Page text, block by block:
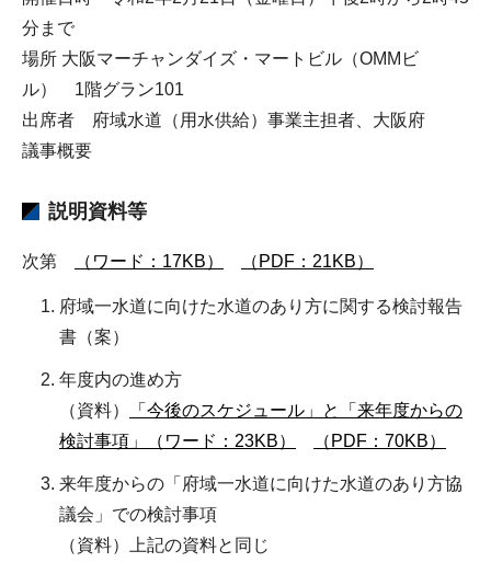
分まで
場所 大阪マーチャンダイズ・マートビル（OMMビ
ル） 1階グラン101
出席者 府域水道（用水供給）事業主担者、大阪府
議事概要
説明資料等
次第 （ワード：17KB） （PDF：21KB）
府域一水道に向けた水道のあり方に関する検討報告
書（案）
年度内の進め方
（資料）
「今後のスケジュール」と「来年度からの
検討事項」（ワード：23KB）
（PDF：70KB）
来年度からの「府域一水道に向けた水道のあり方協
議会」での検討事項
（資料）上記の資料と同じ